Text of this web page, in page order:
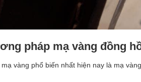
pháp mạ vàng đồng
vàng phổ biến nhất hiện nay là mạ